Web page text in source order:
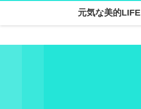
元気な美的LIFE